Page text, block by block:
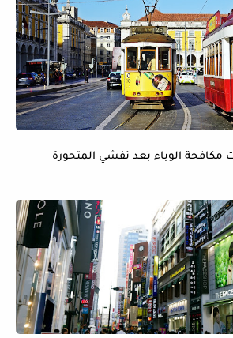
مكافحة الوباء بعد تفشي المتحورة